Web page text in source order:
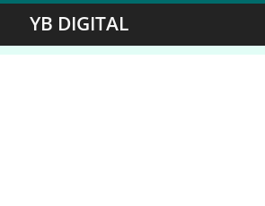
YB DIGITAL